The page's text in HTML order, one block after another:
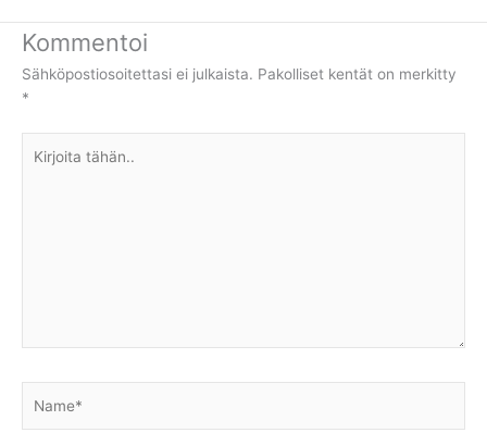
Kommentoi
Sähköpostiosoitettasi ei julkaista. Pakolliset kentät on merkitty
*
tähän..